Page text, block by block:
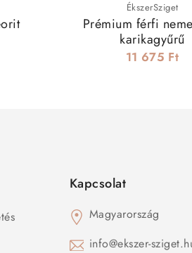
ÉkszerSziget
Prémium férfi
karikagyűrű
11 675 Ft
Kapcsolat
Magyarország
info@ekszer-